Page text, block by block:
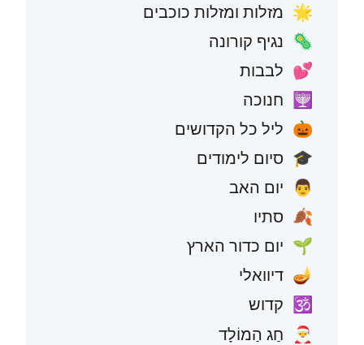
🌟 מזלות ומזלות כוכבים
🦠 נגיף קורונה
💕 לבבות
🕎 חנוכה
🎃 ליל כל הקדושים
🎓 סיום לימודים
👨 יום האב
🍂 סתיו
🌱 יום כדור הארץ
🪔 דיוואלי
🕉️ קדוש
🎅 חַג הַמוֹלָד